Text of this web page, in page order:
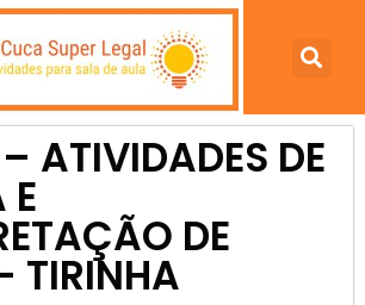
ATIVIDADES DE
E
DE
TIRINHA